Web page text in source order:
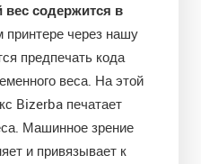
содержится в
принтере через нашу
предпечать кода
веса. На этой
Bizerba печатает
Машинное зрение
и привязывает к